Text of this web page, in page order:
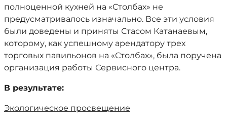
полноценной кухней на «Столбах» не
предусматривалось изначально. Все эти условия
были доведены и приняты Стасом Катанаевым,
которому, как успешному арендатору трех
торговых павильонов на «Столбах», была поручена
организация работы Сервисного центра.
В результате:
Экологическое просвещение